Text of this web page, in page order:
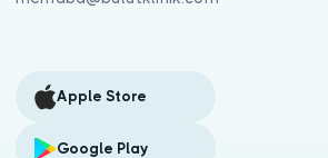
Apple Store
Google Play